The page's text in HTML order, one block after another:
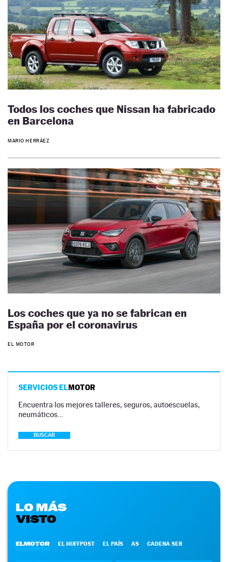
Todos los coches que Nissan ha fabricado
en Barcelona
MARIO HERRÁEZ
Los coches que ya no se fabrican en
España por el coronavirus
EL MOTOR
SERVICIOS ELMOTOR
Encuentra los mejores talleres, seguros, autoescuelas,
neumáticos…
BUSCAR
LO MÁS
VISTO
ELMOTOR EL HUFFPOST EL PAÍS AS CADENA SER